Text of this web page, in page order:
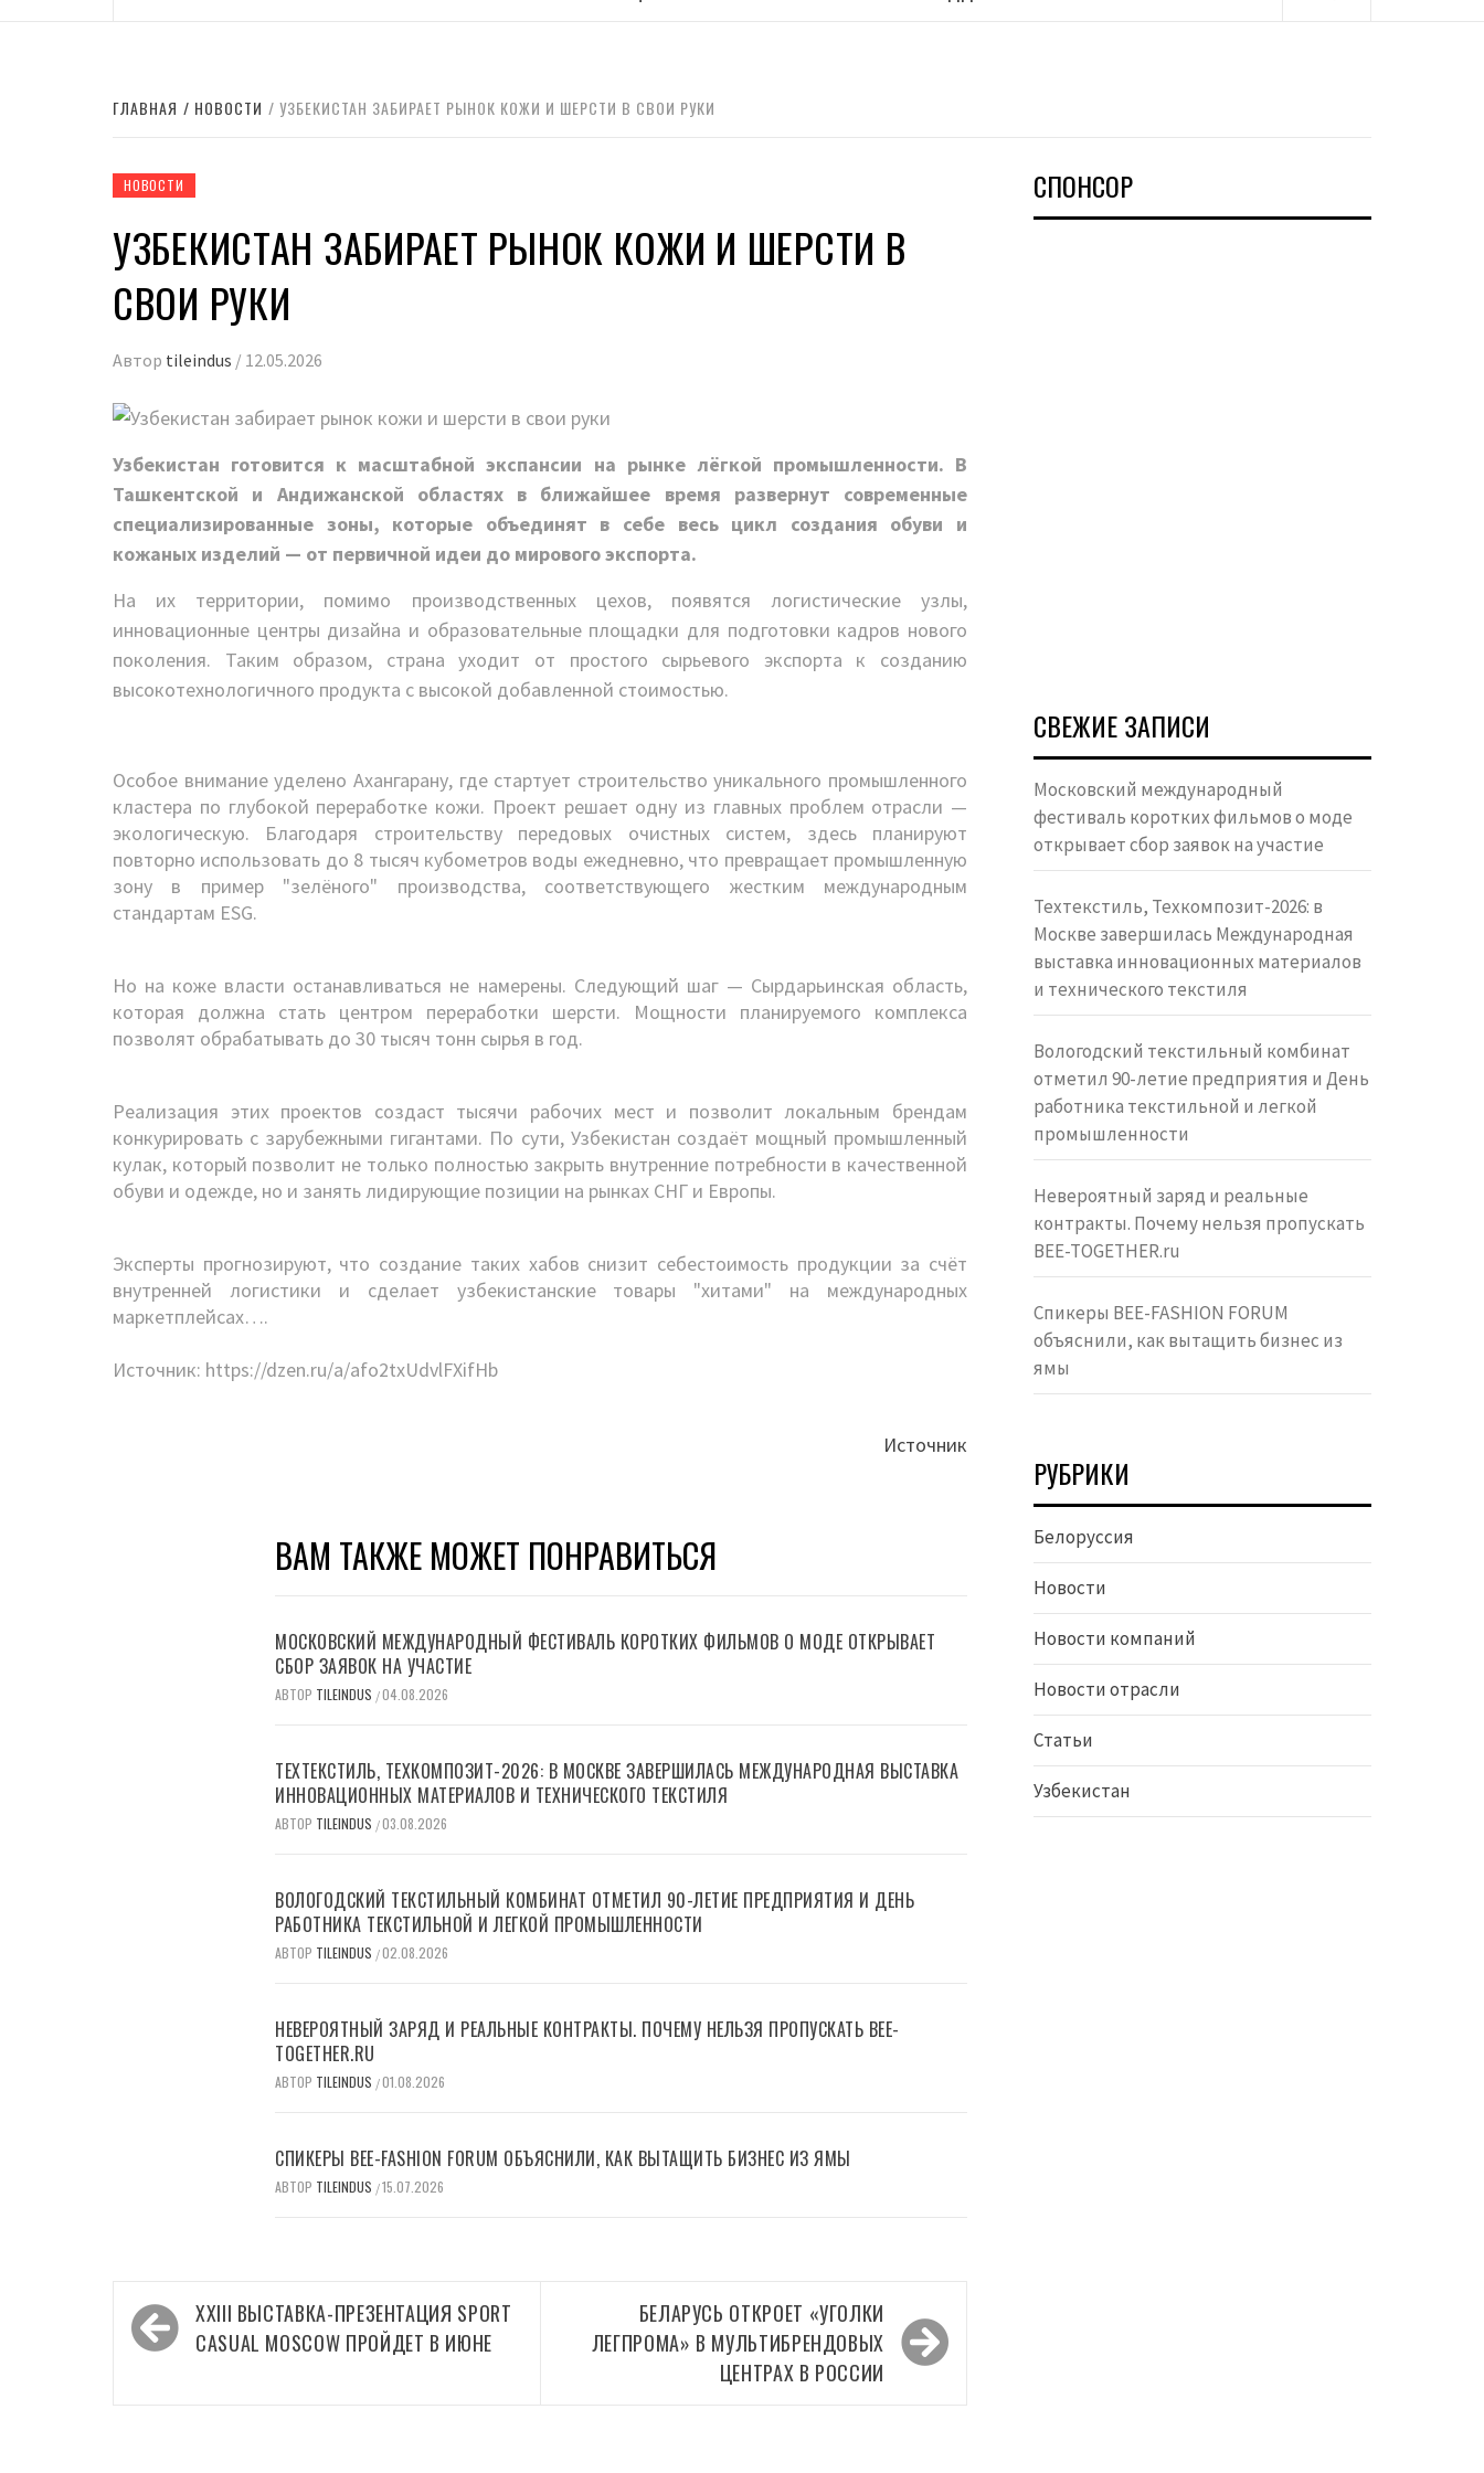
ГЛАВНАЯ НОВОСТИ УЗБЕКИСТАН ЗАБИРАЕТ РЫНОК КОЖИ И ШЕРСТИ В СВОИ РУКИ
НОВОСТИ
УЗБЕКИСТАН ЗАБИРАЕТ РЫНОК КОЖИ И ШЕРСТИ В
СВОИ РУКИ
Автор tileindus / 12.05.2026
Узбекистан готовится к масштабной экспансии на рынке лёгкой промышленности. В
Ташкентской и Андижанской областях в ближайшее время развернут современные
специализированные зоны, которые объединят в себе весь цикл создания обуви и
кожаных изделий — от первичной идеи до мирового экспорта.
На их территории, помимо производственных цехов, появятся логистические узлы,
инновационные центры дизайна и образовательные площадки для подготовки кадров нового
поколения. Таким образом, страна уходит от простого сырьевого экспорта к созданию
высокотехнологичного продукта с высокой добавленной стоимостью.
Особое внимание уделено Ахангарану, где стартует строительство уникального промышленного
кластера по глубокой переработке кожи. Проект решает одну из главных проблем отрасли —
экологическую. Благодаря строительству передовых очистных систем, здесь планируют
повторно использовать до 8 тысяч кубометров воды ежедневно, что превращает промышленную
зону в пример "зелёного" производства, соответствующего жестким международным
стандартам ESG.
Но на коже власти останавливаться не намерены. Следующий шаг — Сырдарьинская область,
которая должна стать центром переработки шерсти. Мощности планируемого комплекса
позволят обрабатывать до 30 тысяч тонн сырья в год.
Реализация этих проектов создаст тысячи рабочих мест и позволит локальным брендам
конкурировать с зарубежными гигантами. По сути, Узбекистан создаёт мощный промышленный
кулак, который позволит не только полностью закрыть внутренние потребности в качественной
обуви и одежде, но и занять лидирующие позиции на рынках СНГ и Европы.
Эксперты прогнозируют, что создание таких хабов снизит себестоимость продукции за счёт
внутренней логистики и сделает узбекистанские товары "хитами" на международных
маркетплейсах….
Источник: https://dzen.ru/a/afo2txUdvlFXifHb
Источник
ВАМ ТАКЖЕ МОЖЕТ ПОНРАВИТЬСЯ
МОСКОВСКИЙ МЕЖДУНАРОДНЫЙ ФЕСТИВАЛЬ КОРОТКИХ ФИЛЬМОВ О МОДЕ ОТКРЫВАЕТ
СБОР ЗАЯВОК НА УЧАСТИЕ
АВТОР TILEINDUS /04.08.2026
ТЕХТЕКСТИЛЬ, ТЕХКОМПОЗИТ-2026: В МОСКВЕ ЗАВЕРШИЛАСЬ МЕЖДУНАРОДНАЯ ВЫСТАВКА
ИННОВАЦИОННЫХ МАТЕРИАЛОВ И ТЕХНИЧЕСКОГО ТЕКСТИЛЯ
АВТОР TILEINDUS /03.08.2026
ВОЛОГОДСКИЙ ТЕКСТИЛЬНЫЙ КОМБИНАТ ОТМЕТИЛ 90-ЛЕТИЕ ПРЕДПРИЯТИЯ И ДЕНЬ
РАБОТНИКА ТЕКСТИЛЬНОЙ И ЛЕГКОЙ ПРОМЫШЛЕННОСТИ
АВТОР TILEINDUS /02.08.2026
НЕВЕРОЯТНЫЙ ЗАРЯД И РЕАЛЬНЫЕ КОНТРАКТЫ. ПОЧЕМУ НЕЛЬЗЯ ПРОПУСКАТЬ BEE-
TOGETHER.RU
АВТОР TILEINDUS /01.08.2026
СПИКЕРЫ BEE-FASHION FORUM ОБЪЯСНИЛИ, КАК ВЫТАЩИТЬ БИЗНЕС ИЗ ЯМЫ
АВТОР TILEINDUS /15.07.2026
Навигация
по
XXIII ВЫСТАВКА-ПРЕЗЕНТАЦИЯ SPORT
CASUAL MOSCOW ПРОЙДЕТ В ИЮНЕ
БЕЛАРУСЬ ОТКРОЕТ «УГОЛКИ
ЛЕГПРОМА» В МУЛЬТИБРЕНДОВЫХ
ЦЕНТРАХ В РОССИИ
СПОНСОР
СВЕЖИЕ ЗАПИСИ
Московский международный
фестиваль коротких фильмов о моде
открывает сбор заявок на участие
Техтекстиль, Техкомпозит-2026: в
Москве завершилась Международная
выставка инновационных материалов
и технического текстиля
Вологодский текстильный комбинат
отметил 90-летие предприятия и День
работника текстильной и легкой
промышленности
Невероятный заряд и реальные
контракты. Почему нельзя пропускать
BEE-TOGETHER.ru
Спикеры BEE-FASHION FORUM
объяснили, как вытащить бизнес из
ямы
РУБРИКИ
Белоруссия
Новости
Новости компаний
Новости отрасли
Статьи
Узбекистан